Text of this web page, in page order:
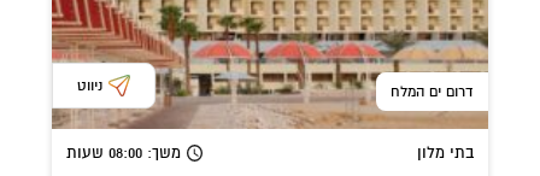
דרום ים המלח ניווט
בתי מלון משך: 08:00 שעות